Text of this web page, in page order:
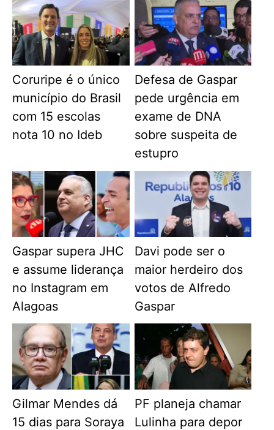
Coruripe é o único
município do Brasil
com 15 escolas
nota 10 no Ideb
Defesa de Gaspar
pede urgência em
exame de DNA
sobre suspeita de
estupro
Gaspar supera JHC
e assume liderança
no Instagram em
Alagoas
Davi pode ser o
maior herdeiro dos
votos de Alfredo
Gaspar
Gilmar Mendes dá
15 dias para Soraya
PF planeja chamar
Lulinha para depor